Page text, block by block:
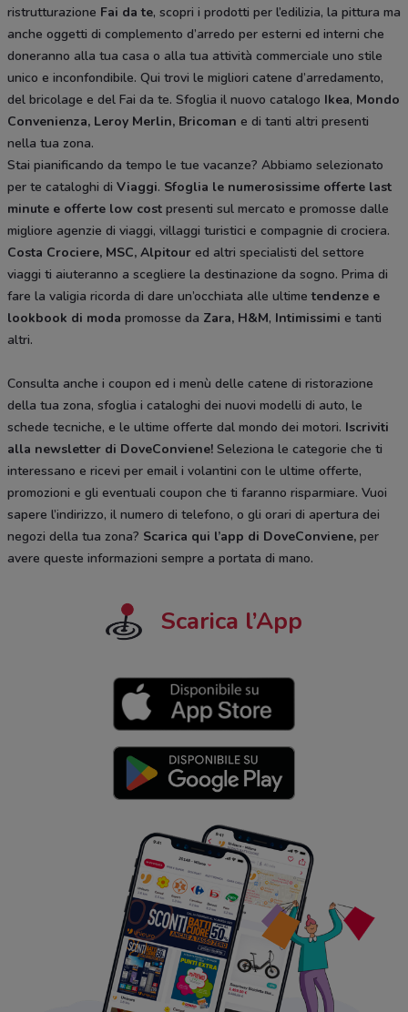
ristrutturazione Fai da te, scopri i prodotti per l’edilizia, la pittura ma
anche oggetti di complemento d’arredo per esterni ed interni che
doneranno alla tua casa o alla tua attività commerciale uno stile
unico e inconfondibile. Qui trovi le migliori catene d’arredamento,
del bricolage e del Fai da te. Sfoglia il nuovo catalogo Ikea, Mondo
Convenienza, Leroy Merlin, Bricoman e di tanti altri presenti
nella tua zona.
Stai pianificando da tempo le tue vacanze? Abbiamo selezionato
per te cataloghi di Viaggi. Sfoglia le numerosissime offerte last
minute e offerte low cost presenti sul mercato e promosse dalle
migliore agenzie di viaggi, villaggi turistici e compagnie di crociera.
Costa Crociere, MSC, Alpitour ed altri specialisti del settore
viaggi ti aiuteranno a scegliere la destinazione da sogno. Prima di
fare la valigia ricorda di dare un’occhiata alle ultimetendenze e
lookbook di moda promosse da Zara, H&M, Intimissimi e tanti
altri.
Consulta anche i coupon ed i menù delle catene di ristorazione
della tua zona, sfoglia i cataloghi dei nuovi modelli di auto, le
schede tecniche, e le ultime offerte dal mondo dei motori. Iscriviti
alla newsletter di DoveConviene! Seleziona le categorie che ti
interessano e ricevi per email i volantini con le ultime offerte,
promozioni e gli eventuali coupon che ti faranno risparmiare. Vuoi
sapere l’indirizzo, il numero di telefono, o gli orari di apertura dei
negozi della tua zona? Scarica qui l’app di DoveConviene, per
avere queste informazioni sempre a portata di mano.
Scarica l’App